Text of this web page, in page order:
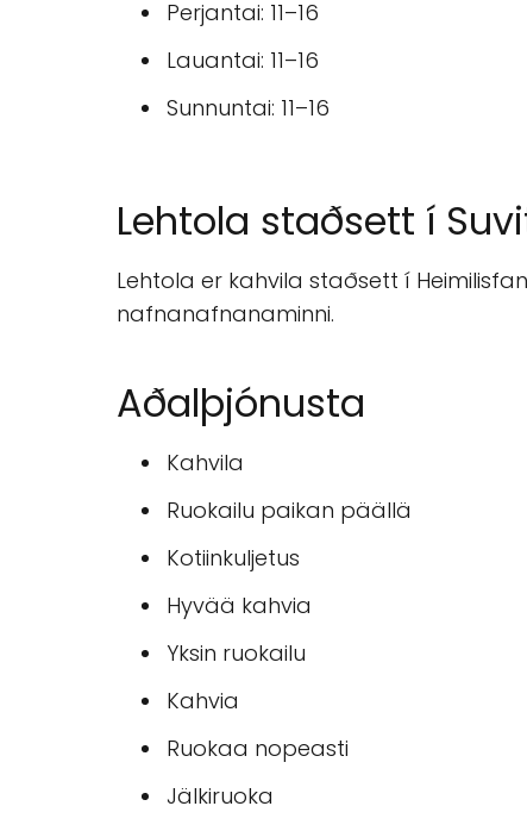
Perjantai: 11–16
Lauantai: 11–16
Sunnuntai: 11–16
Lehtola staðsett í
Lehtola er kahvila staðsett í
nafnanafnanaminni.
Aðalþjónusta
Kahvila
Ruokailu paikan päällä
Kotiinkuljetus
Hyvää kahvia
Yksin ruokailu
Kahvia
Ruokaa nopeasti
Jälkiruoka